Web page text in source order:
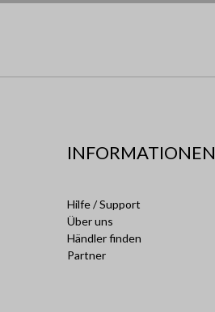
INFORMATIONEN
Hilfe / Support
Über uns
Händler finden
Partner